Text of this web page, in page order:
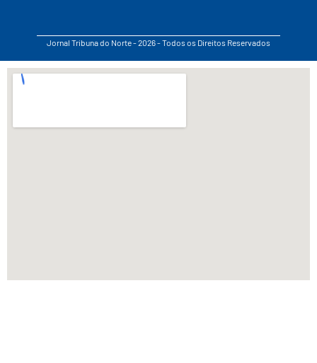
Jornal Tribuna do Norte - 2026 - Todos os Direitos Reservados